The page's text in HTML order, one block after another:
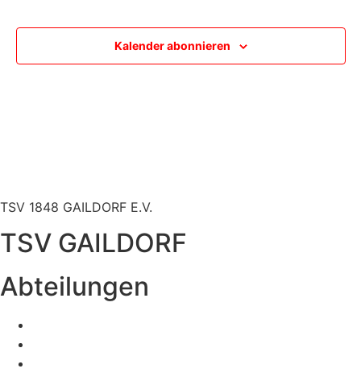
Kalender abonnieren
TSV 1848 GAILDORF E.V.
TSV GAILDORF
Abteilungen